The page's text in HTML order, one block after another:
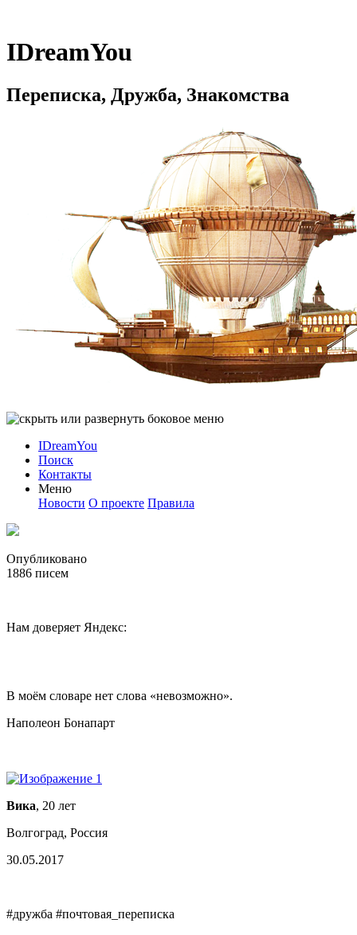
IDreamYou
Переписка, Дружба, Знакомства
IDreamYou
Поиск
Контакты
Меню
Новости О проекте Правила
Опубликовано
1886 писем
Нам доверяет Яндекс:
В моём словаре нет слова «невозможно».
Наполеон Бонапарт
Вика, 20 лет
Волгоград, Россия
30.05.2017
#дружба #почтовая_переписка